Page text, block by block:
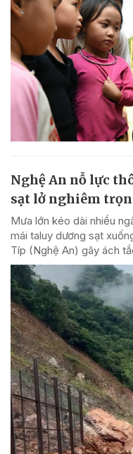
Nghệ An nỗ lực
sạt lở nghiêm
Mưa lớn kéo dài nhiều
mái taluy dương sạt
Típ (Nghệ An) gây ách